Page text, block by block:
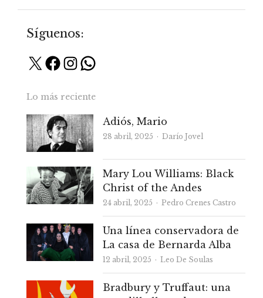
Síguenos:
X Facebook
Instagram
WhatsApp
Lo más reciente
Adiós, Mario
28 abril, 2025 Autor
Darío Jovel
Mary Lou Williams: Black
Christ of the Andes
24 abril, 2025 Autor
Pedro Crenes Castro
Una línea conservadora de
La casa de Bernarda Alba
12 abril, 2025 Autor
Leo De Soulas
Bradbury y Truffaut: una